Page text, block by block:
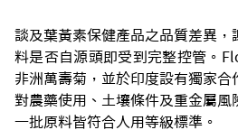
談及葉黃素保健產品之品質差異，
料是否自源頭即受到完整控管。
非洲萬壽菊，並於印度設有獨家
對農藥使用、土壤條件及重金屬風
一批原料皆符合人用等級標準。